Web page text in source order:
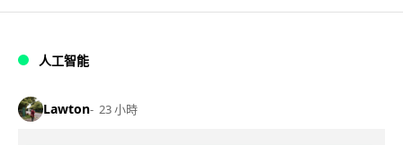
人工智能
Lawton 23 小時